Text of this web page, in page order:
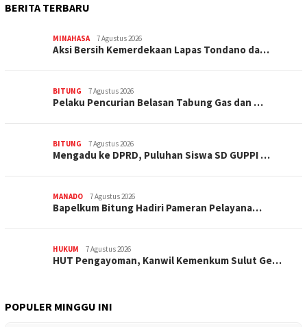
BERITA TERBARU
MINAHASA 7 Agustus 2026
Aksi Bersih Kemerdekaan Lapas Tondano da…
BITUNG 7 Agustus 2026
Pelaku Pencurian Belasan Tabung Gas dan …
BITUNG 7 Agustus 2026
Mengadu ke DPRD, Puluhan Siswa SD GUPPI …
MANADO 7 Agustus 2026
‎Bapelkum Bitung Hadiri Pameran Pelayana…
HUKUM 7 Agustus 2026
HUT Pengayoman, Kanwil Kemenkum Sulut Ge…
POPULER MINGGU INI